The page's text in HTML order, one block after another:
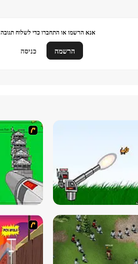
אנא הרשמו או התחברו כדי לשלוח תגובה
הרשמה כניסה